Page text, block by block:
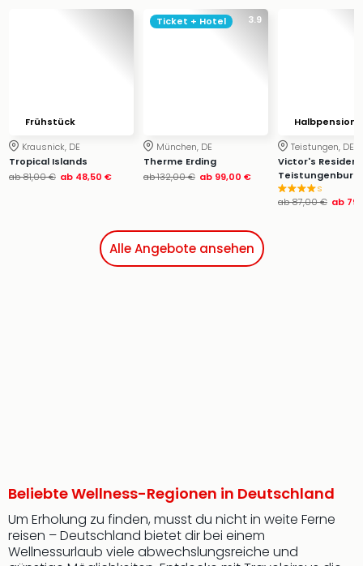
Frühstück
Krausnick, DE
Tropical Islands
ab81,00 € ab 48,50 €
3.9
Ticket + Hotel
München, DE
Therme Erding
ab132,00 € ab 99,00 €
Halbpension
Teistungen, DE
Victor's
Teistungenburg
s
ab87,00 € ab
Alle Angebote ansehen
Beliebte Wellness-Regionen in Deutschland
Um Erholung zu finden, musst du nicht in weite Ferne
reisen – Deutschland bietet dir bei einem
Wellnessurlaub viele abwechslungsreiche und